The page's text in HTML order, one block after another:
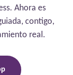
Ahora es
contigo,
real.